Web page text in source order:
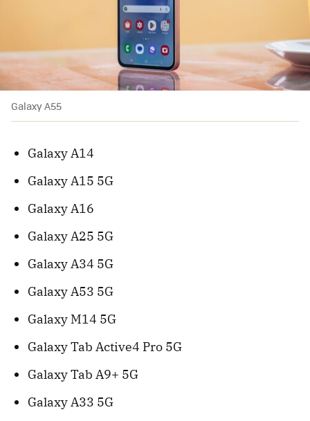
Galaxy A55
Galaxy A14
Galaxy A15 5G
Galaxy A16
Galaxy A25 5G
Galaxy A34 5G
Galaxy A53 5G
Galaxy M14 5G
Galaxy Tab Active4 Pro 5G
Galaxy Tab A9+ 5G
Galaxy A33 5G